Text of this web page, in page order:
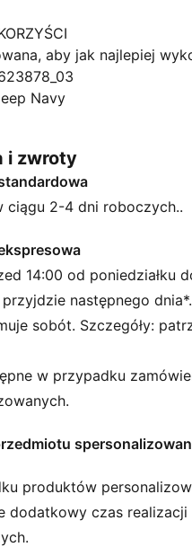
aby jak najlepiej
Blake łączy prosty styl z
funkcjami. Pas
w czterech kierunkach i
każdym z 18 dołków.
co najmniej 30% z
o gramaturze 124 g/m²
materiału
stretch i płaskie szwy
wysmukla sylwetkę i
komfort
Navy
i zwroty
ciągu 2-4 dni roboczych..
14:00 od poniedziałku
następnego dnia*.
sobót. Szczegóły:
w przypadku
produktów
dodatkowy czas